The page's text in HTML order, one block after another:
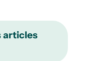
articles